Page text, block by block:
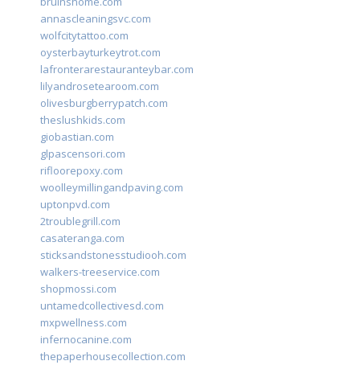
annascleaningsvc.com
wolfcitytattoo.com
oysterbayturkeytrot.com
lafronterarestauranteybar.com
lilyandrosetearoom.com
olivesburgberrypatch.com
theslushkids.com
giobastian.com
glpascensori.com
rifloorepoxy.com
woolleymillingandpaving.com
uptonpvd.com
2troublegrill.com
casateranga.com
sticksandstonesstudiooh.com
walkers-treeservice.com
shopmossi.com
untamedcollectivesd.com
mxpwellness.com
infernocanine.com
thepaperhousecollection.com